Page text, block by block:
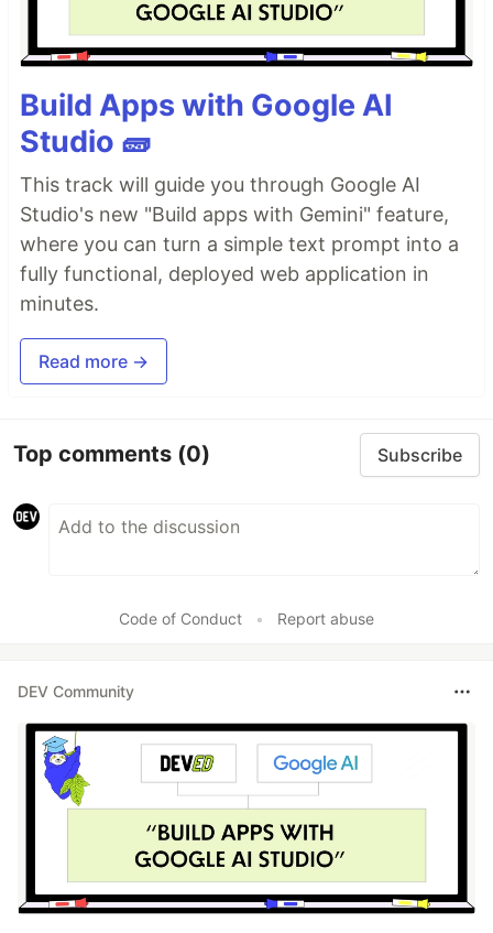
Build Apps with Google AI
Studio 🧱
This track will guide you through Google AI
Studio's new "Build apps with Gemini" feature,
where you can turn a simple text prompt into a
fully functional, deployed web application in
minutes.
Read more →
Top comments (0) Subscribe
Code of Conduct • Report abuse
DEV Community